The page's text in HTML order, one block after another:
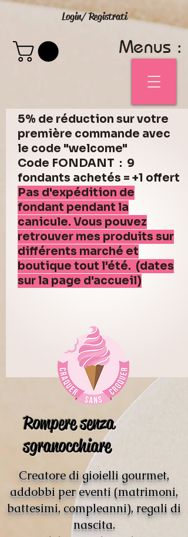
Login/ Registrati
Menus :
5% de réduction sur votre
première commande avec
le code "welcome"
Code FONDANT : 9
fondants achetés = +1 offert
Pas d'expédition de
fondant pendant la
canicule. Vous pouvez
retrouver mes produits sur
différents marché et
boutique tout l'été. (dates
sur la page d'accueil)
Rompere senza
sgranocchiare
Creatore di gioielli gourmet,
addobbi per eventi (matrimoni,
battesimi, compleanni), regali di
nascita.